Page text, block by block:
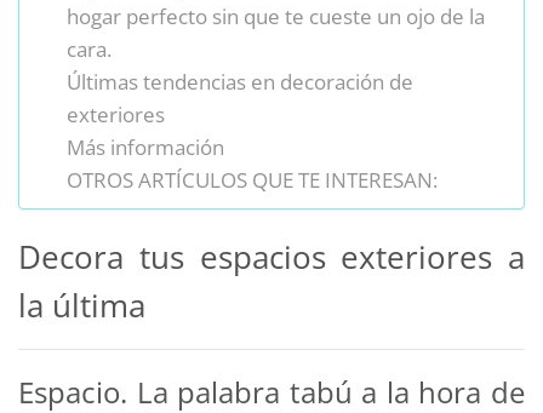
hogar perfecto sin que te cueste un ojo de la
cara.
Últimas tendencias en decoración de
exteriores
Más información
OTROS ARTÍCULOS QUE TE INTERESAN:
Decora tus espacios exteriores a
la última
Espacio. La palabra tabú a la hora de